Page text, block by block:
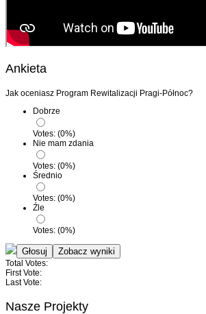
Ankieta
Jak oceniasz Program Rewitalizacji Pragi-Północ?
Dobrze
Votes: (0%)
Nie mam zdania
Votes: (0%)
Średnio
Votes: (0%)
Źle
Votes: (0%)
Total Votes:
First Vote:
Last Vote:
Nasze Projekty